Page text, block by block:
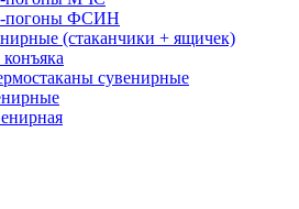
погоны ФСИН
(стаканчики + ящичек)
сувенирные